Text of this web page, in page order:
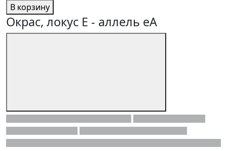
В корзину
Окрас, локус E - аллель eA